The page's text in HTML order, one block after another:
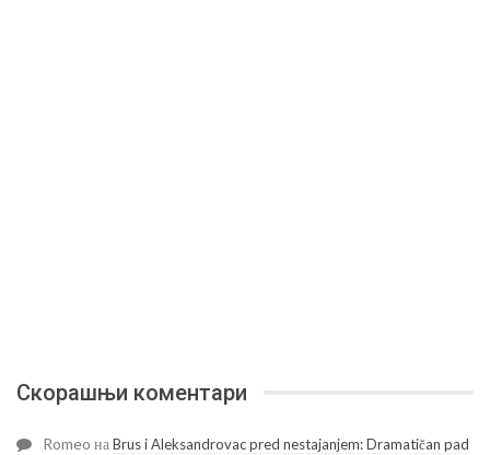
Скорашњи коментари
Romeo наBrus i Aleksandrovac pred nestajanjem: Dramatičan pad